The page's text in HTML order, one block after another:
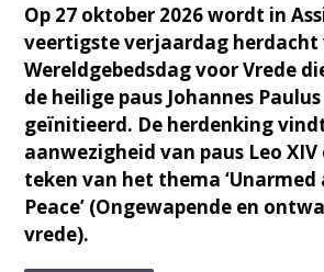
Op 27 oktober 2026 wordt in
veertigste verjaardag herdacht
Wereldgebedsdag voor Vrede
de heilige paus Johannes
geïnitieerd. De herdenking
aanwezigheid van paus Leo
teken van het thema
Peace’ (Ongewapende en
vrede).